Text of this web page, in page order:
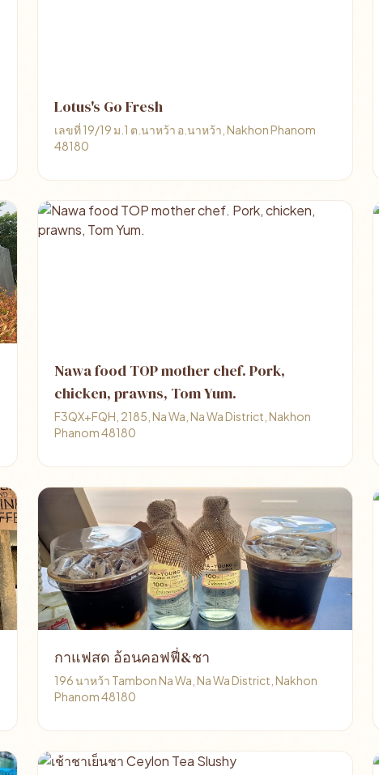
Lotus's Go Fresh
เลขที่ 19/19 ม.1 ต.นาหว้า อ.นาหว้า, Nakhon Phanom
48180
Nawa food TOP mother chef. Pork,
chicken, prawns, Tom Yum.
F3QX+FQH, 2185, Na Wa, Na Wa District, Nakhon
Phanom 48180
กาแฟสด อ้อนคอฟฟี่&ชา
196 นาหว้า Tambon Na Wa, Na Wa District, Nakhon
Phanom 48180